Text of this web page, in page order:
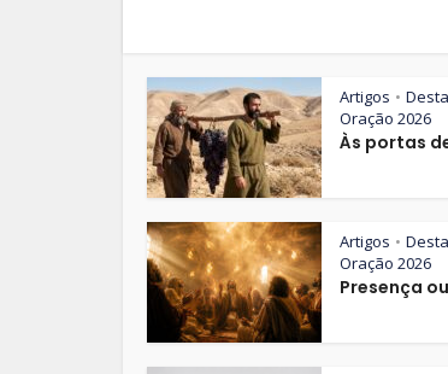
Artigos •
Oração 2026
Às portas
Artigos •
Oração 2026
Presença